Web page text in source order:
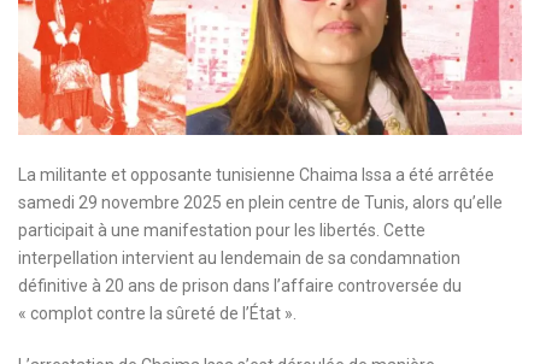
La militante et opposante tunisienne Chaima Issa a été arrêtée
samedi 29 novembre 2025 en plein centre de Tunis, alors qu’elle
participait à une manifestation pour les libertés. Cette
interpellation intervient au lendemain de sa condamnation
définitive à 20 ans de prison dans l’affaire controversée du
« complot contre la sûreté de l’État ».